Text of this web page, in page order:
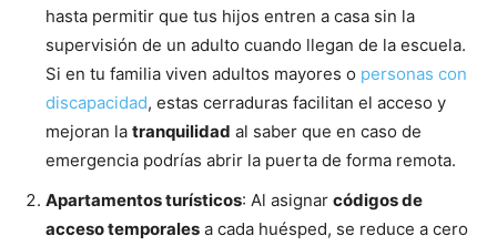
hasta permitir que tus hijos entren a casa sin la
supervisión de un adulto cuando llegan de la escuela.
Si en tu familia viven adultos mayores o personas con
discapacidad, estas cerraduras facilitan el acceso y
mejoran la tranquilidad al saber que en caso de
emergencia podrías abrir la puerta de forma remota.
Apartamentos turísticos: Al asignar códigos de
acceso temporales a cada huésped, se reduce a cero